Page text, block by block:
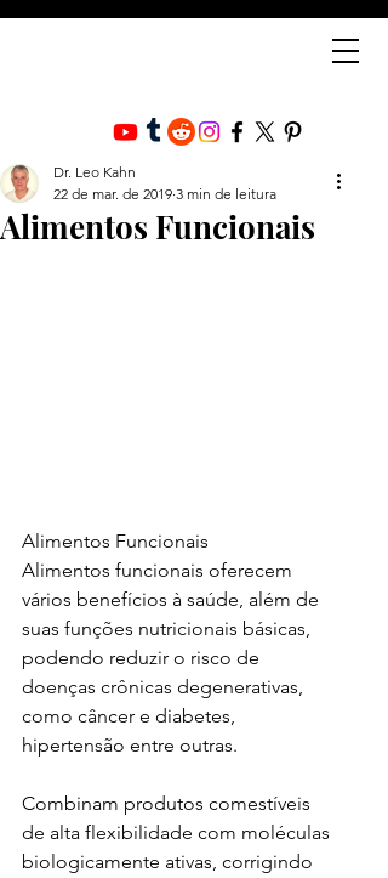
Alimentos Funcionais
Dr. Leo Kahn
22 de mar. de 2019 3 min de leitura
Alimentos Funcionais
Alimentos funcionais oferecem
vários benefícios à saúde, além de
suas funções nutricionais básicas,
podendo reduzir o risco de
doenças crônicas degenerativas,
como câncer e diabetes,
hipertensão entre outras.
Combinam produtos comestíveis
de alta flexibilidade com moléculas
biologicamente ativas, corrigindo